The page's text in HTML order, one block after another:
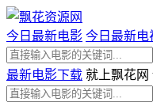
今日最新电影 今日最新电
最新电影下载 就上飘花网